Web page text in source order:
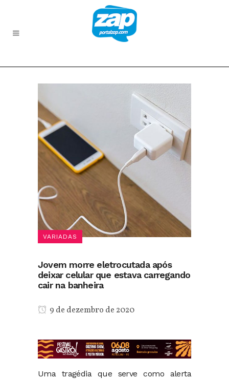
VARIADAS
Jovem morre eletrocutada após
deixar celular que estava carregando
cair na banheira
9 de dezembro de 2020
Uma tragédia que serve como alerta